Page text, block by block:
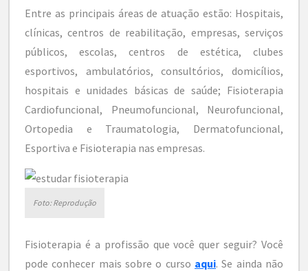
Entre as principais áreas de atuação estão: Hospitais,
clínicas, centros de reabilitação, empresas, serviços
públicos, escolas, centros de estética, clubes
esportivos, ambulatórios, consultórios, domicílios,
hospitais e unidades básicas de saúde; Fisioterapia
Cardiofuncional, Pneumofuncional, Neurofuncional,
Ortopedia e Traumatologia, Dermatofuncional,
Esportiva e Fisioterapia nas empresas.
Foto: Reprodução
Fisioterapia é a profissão que você quer seguir? Você
pode conhecer mais sobre o curso aqui. Se ainda não